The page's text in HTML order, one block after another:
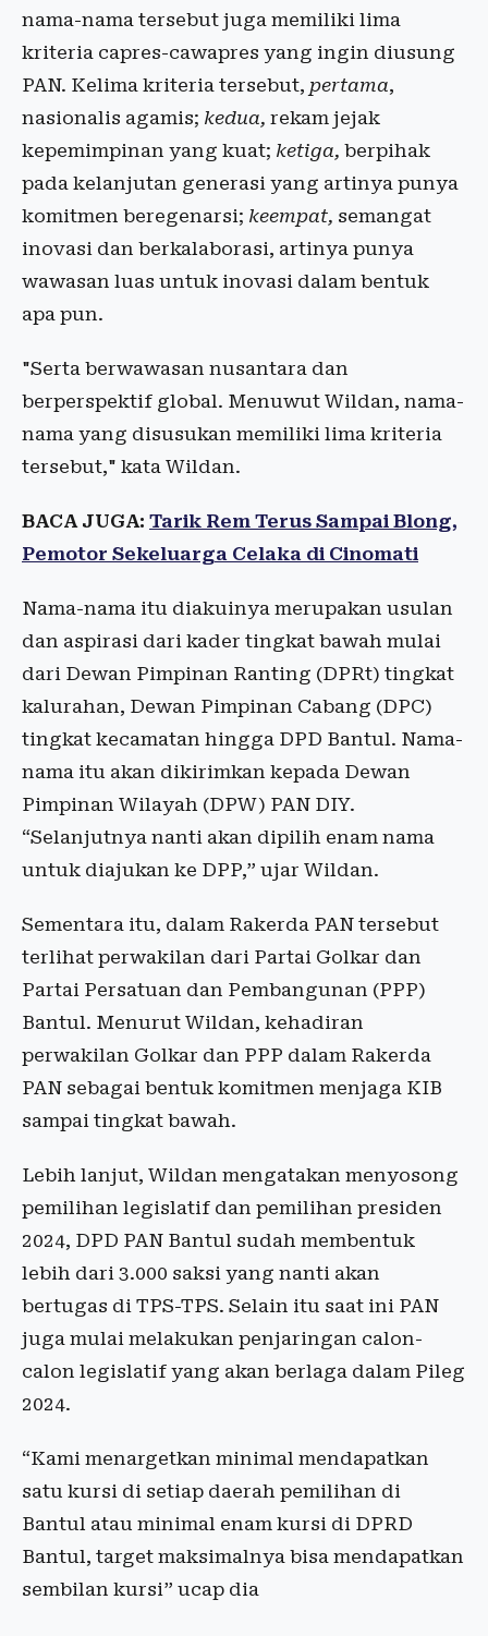
nama-nama tersebut juga memiliki lima
kriteria capres-cawapres yang ingin diusung
PAN. Kelima kriteria tersebut, pertama,
nasionalis agamis; kedua, rekam jejak
kepemimpinan yang kuat; ketiga, berpihak
pada kelanjutan generasi yang artinya punya
komitmen beregenarsi; keempat, semangat
inovasi dan berkalaborasi, artinya punya
wawasan luas untuk inovasi dalam bentuk
apa pun.
"Serta berwawasan nusantara dan
berperspektif global. Menuwut Wildan, nama-
nama yang disusukan memiliki lima kriteria
tersebut," kata Wildan.
BACA JUGA: Tarik Rem Terus Sampai Blong,
Pemotor Sekeluarga Celaka di Cinomati
Nama-nama itu diakuinya merupakan usulan
dan aspirasi dari kader tingkat bawah mulai
dari Dewan Pimpinan Ranting (DPRt) tingkat
kalurahan, Dewan Pimpinan Cabang (DPC)
tingkat kecamatan hingga DPD Bantul. Nama-
nama itu akan dikirimkan kepada Dewan
Pimpinan Wilayah (DPW) PAN DIY.
“Selanjutnya nanti akan dipilih enam nama
untuk diajukan ke DPP,” ujar Wildan.
Sementara itu, dalam Rakerda PAN tersebut
terlihat perwakilan dari Partai Golkar dan
Partai Persatuan dan Pembangunan (PPP)
Bantul. Menurut Wildan, kehadiran
perwakilan Golkar dan PPP dalam Rakerda
PAN sebagai bentuk komitmen menjaga KIB
sampai tingkat bawah.
Lebih lanjut, Wildan mengatakan menyosong
pemilihan legislatif dan pemilihan presiden
2024, DPD PAN Bantul sudah membentuk
lebih dari 3.000 saksi yang nanti akan
bertugas di TPS-TPS. Selain itu saat ini PAN
juga mulai melakukan penjaringan calon-
calon legislatif yang akan berlaga dalam Pileg
2024.
“Kami menargetkan minimal mendapatkan
satu kursi di setiap daerah pemilihan di
Bantul atau minimal enam kursi di DPRD
Bantul, target maksimalnya bisa mendapatkan
sembilan kursi” ucap dia‎